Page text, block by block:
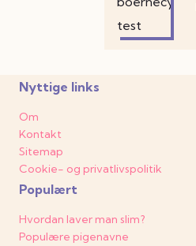
Nyttige links
Om
Kontakt
Sitemap
Cookie- og privatlivspolitik
Populært
Hvordan laver man slim?
Populære pigenavne